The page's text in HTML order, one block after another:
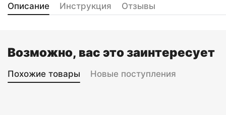
Описание Инструкция Отзывы
Возможно, вас это заинтересует
Похожие товары Новые поступления